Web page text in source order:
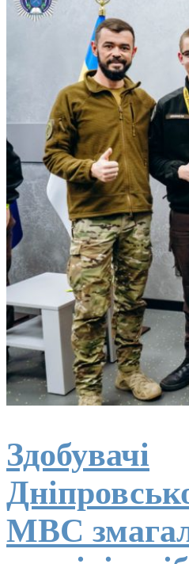
Здобувачі
МВС